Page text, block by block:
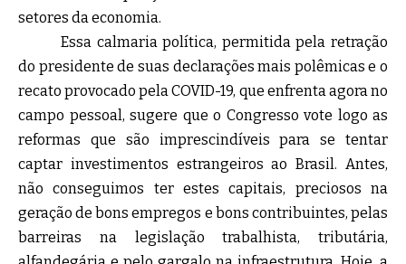
setores da economia.
Essa calmaria política, permitida pela retração
do presidente de suas declarações mais polêmicas e o
recato provocado pela COVID-19, que enfrenta agora no
campo pessoal, sugere que o Congresso vote logo as
reformas que são imprescindíveis para se tentar
captar investimentos estrangeiros ao Brasil. Antes,
não conseguimos ter estes capitais, preciosos na
geração de bons empregos e bons contribuintes, pelas
barreiras na legislação trabalhista, tributária,